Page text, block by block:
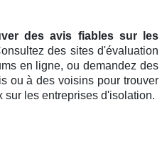
des avis fiables sur les
des sites d'évaluation
en ligne, ou demandez des
ou à des voisins pour trouver
sur les entreprises d'isolation.